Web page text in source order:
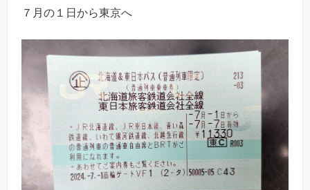
７月の１日から東京へ